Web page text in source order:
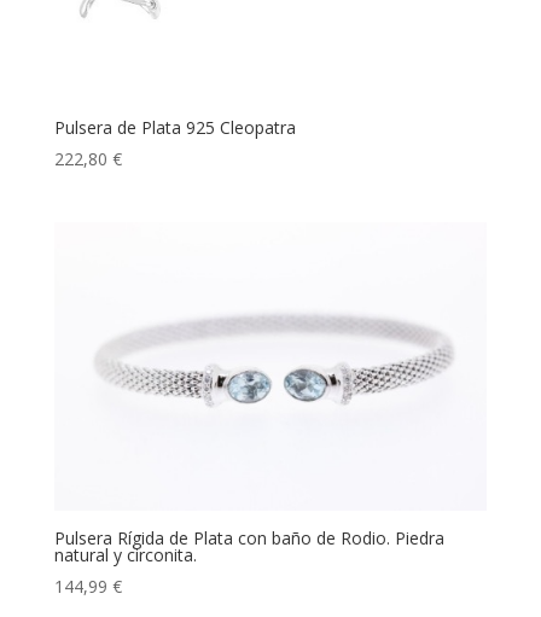
Pulsera de Plata 925 Cleopatra
222,80 €
Pulsera Rígida de Plata con baño de Rodio. Piedra
natural y circonita.
144,99 €